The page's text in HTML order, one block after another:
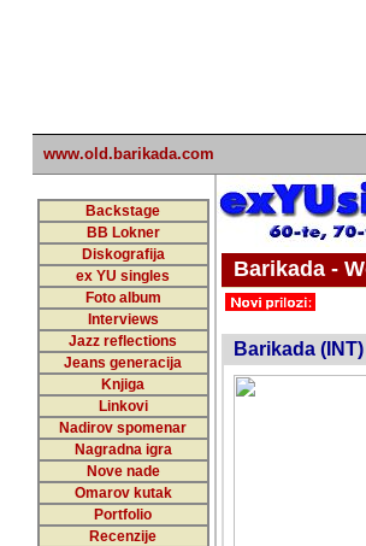
www.old.barikada.com
Backstage
BB Lokner
Diskografija
ex YU singles
Foto album
Interviews
Jazz reflections
Jeans generacija
Knjiga
Linkovi
Nadirov spomenar
Nagradna igra
Nove nade
Omarov kutak
Portfolio
Recenzije
Barikada -
Barikada